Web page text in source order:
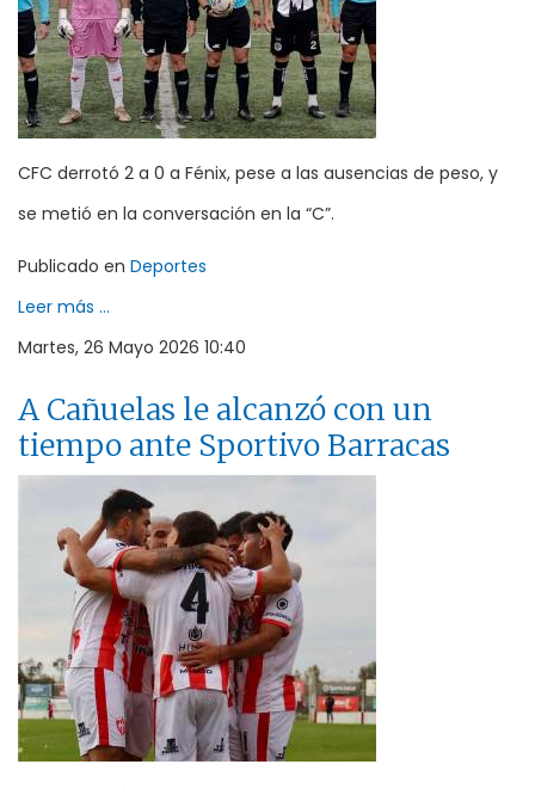
CFC derrotó 2 a 0 a Fénix, pese a las ausencias de peso, y
se metió en la conversación en la “C”.
Publicado en Deportes
Leer más ...
Martes, 26 Mayo 2026 10:40
A Cañuelas le alcanzó con un
tiempo ante Sportivo Barracas